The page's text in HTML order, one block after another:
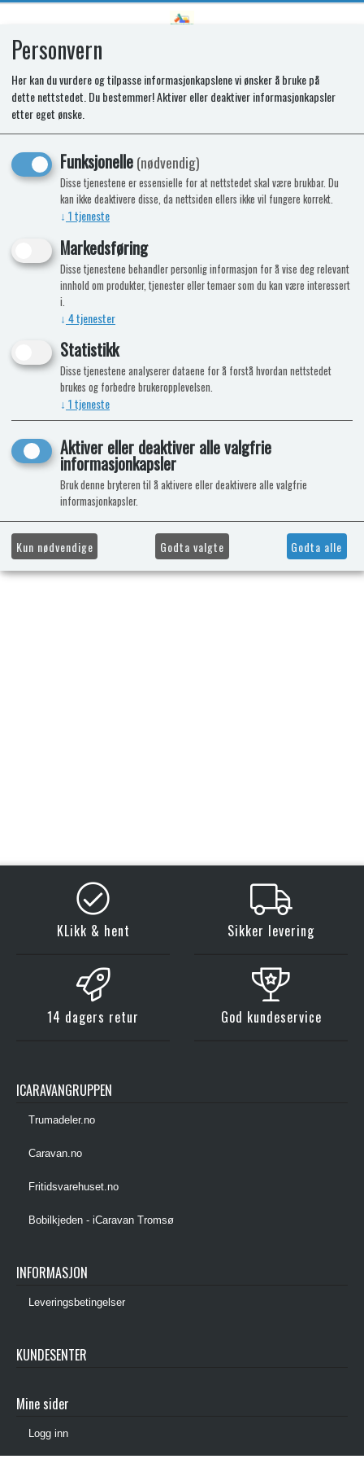
sadf
Kvalitetsspeil som gir deg god sikt, og
som varer i mange år. Lite luftmotstand
gir lite vibrasjoner og gir flott sikt.
Ingen produkter funnet
KLikk & hent Sikker levering
14 dagers retur God kundeservice
ICARAVANGRUPPEN
Trumadeler.no
Caravan.no
Fritidsvarehuset.no
Bobilkjeden - iCaravan Tromsø
INFORMASJON
Leveringsbetingelser
KUNDESENTER
Mine sider
Logg inn
Personvern
Her kan du vurdere og tilpasse informasjonkapslene vi ønsker å bruke på
dette nettstedet. Du bestemmer! Aktiver eller deaktiver informasjonkapsler
etter eget ønske.
Funksjonelle(nødvendig)
Disse tjenestene er essensielle for at nettstedet skal være brukbar. Du
kan ikke deaktivere disse, da nettsiden ellers ikke vil fungere korrekt.
↓ 1tjeneste
Markedsføring
Disse tjenestene behandler personlig informasjon for å vise deg relevant
innhold om produkter, tjenester eller temaer som du kan være interessert
i.
↓ 4tjenester
Statistikk
Disse tjenestene analyserer dataene for å forstå hvordan nettstedet
brukes og forbedre brukeropplevelsen.
↓ 1tjeneste
Aktiver eller deaktiver alle valgfrie
informasjonkapsler
Bruk denne bryteren til å aktivere eller deaktivere alle valgfrie
informasjonkapsler.
Kun nødvendige Godta valgte Godta alle